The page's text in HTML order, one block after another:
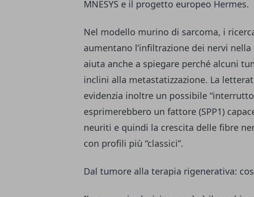
MNESYS e il progetto europeo Hermes.
Nel modello murino di sarcoma, i
aumentano l’infiltrazione dei nervi
aiuta anche a spiegare perché alcuni
inclini alla metastatizzazione. La
evidenzia inoltre un possibile
esprimerebbero un fattore (SPP1)
neuriti e quindi la crescita delle fibre
con profili più “classici”.
Dal tumore alla terapia rigenerativa: